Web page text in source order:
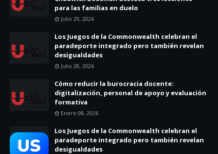
para las familias en duelo
Julio 29, 2026
Los Juegos de la Commonwealth celebran el
paradeporte integrado pero también revelan
desigualdades
Julio 28, 2026
Cómo reducir la burocracia docente:
digitalización, personal de apoyo y evaluación
formativa
Enero 08, 2026
Los Juegos de la Commonwealth celebran el
paradeporte integrado pero también revelan
desigualdades